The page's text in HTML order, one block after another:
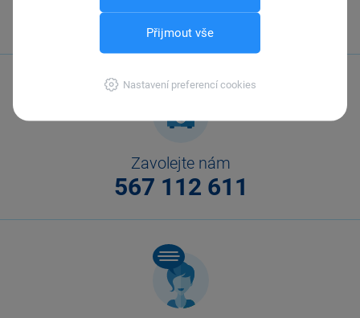
Přijmout vše
Nastavení preferencí cookies
Zavolejte nám
567 112 611